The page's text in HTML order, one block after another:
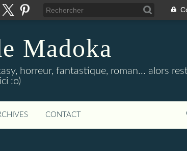
Madoka
horreur, fantastique, roman... alors
:o)
CONTACT